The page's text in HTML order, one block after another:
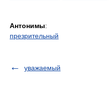
Антонимы:
презрительный
уважаемый